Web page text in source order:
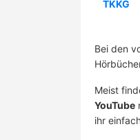
TKKG
Bei den
Meist
YouTube
ihr